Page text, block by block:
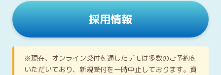
採用情報
※現在、オンライン受付を通したデモは多数のご予約を
いただいており、新規受付を一時中止しております。資